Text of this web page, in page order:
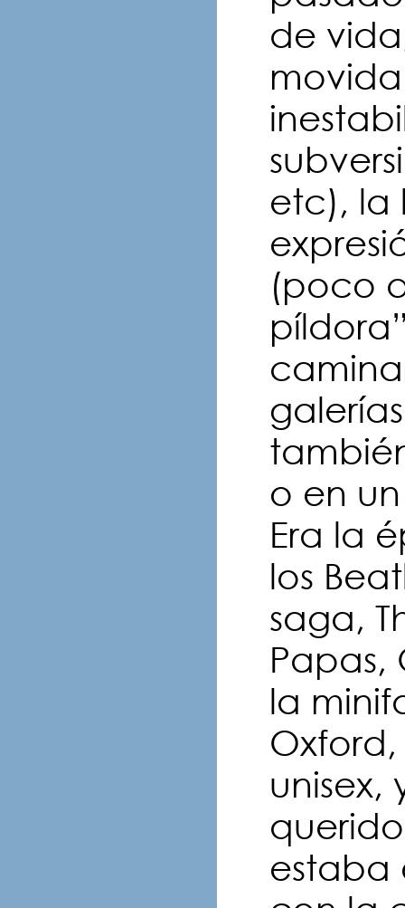
de
etc), la
(poco
o en
Era la
los
saga,
Papas,
la
Oxford,
unisex,
estaba